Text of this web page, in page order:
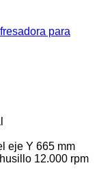
para
eje Y 665 mm
12.000 rpm